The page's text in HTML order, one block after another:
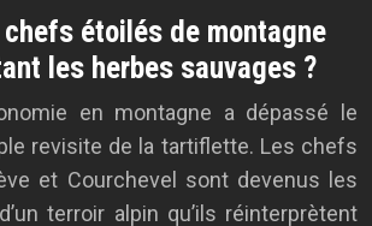
chefs étoilés de montagne
les herbes sauvages ?
en montagne a dépassé le
revisite de la tartiflette. Les chefs
et Courchevel sont devenus les
terroir alpin qu’ils réinterprètent